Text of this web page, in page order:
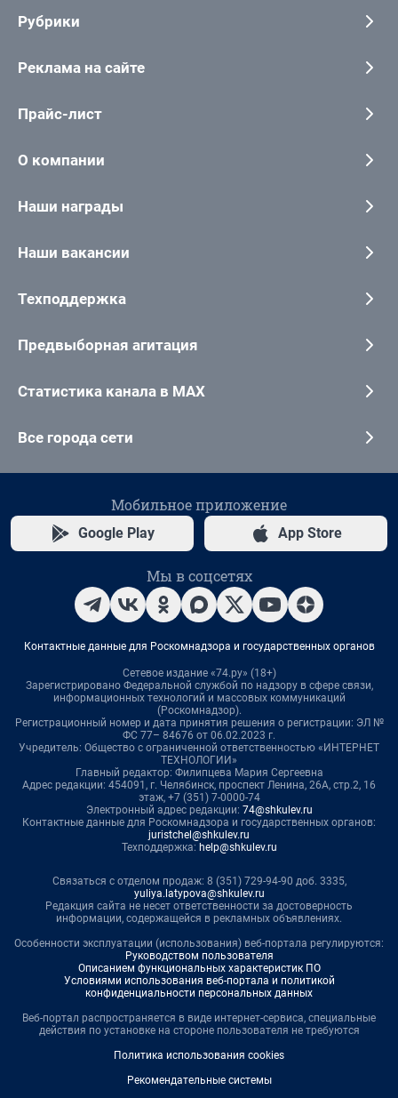
Рубрики
Реклама на сайте
Прайс-лист
О компании
Наши награды
Наши вакансии
Техподдержка
Предвыборная агитация
Статистика канала в MAX
Все города сети
Мобильное приложение
Google Play App Store
Мы в соцсетях
Контактные данные для Роскомнадзора и государственных органов
Сетевое издание «74.ру» (18+)
Зарегистрировано Федеральной службой по надзору в сфере связи,
информационных технологий и массовых коммуникаций
(Роскомнадзор).
Регистрационный номер и дата принятия решения о регистрации: ЭЛ №
ФС 77– 84676 от 06.02.2023 г.
Учредитель: Общество с ограниченной ответственностью «ИНТЕРНЕТ
ТЕХНОЛОГИИ»
Главный редактор: Филипцева Мария Сергеевна
Адрес редакции: 454091, г. Челябинск, проспект Ленина, 26А, стр.2, 16
этаж, +7 (351) 7-0000-74
Электронный адрес редакции: 74@shkulev.ru
Контактные данные для Роскомнадзора и государственных органов:
juristchel@shkulev.ru
Техподдержка: help@shkulev.ru
Связаться с отделом продаж: 8 (351) 729-94-90 доб. 3335,
yuliya.latypova@shkulev.ru
Редакция сайта не несет ответственности за достоверность
информации, содержащейся в рекламных объявлениях.
Особенности эксплуатации (использования) веб-портала регулируются:
Руководством пользователя
Описанием функциональных характеристик ПО
Условиями использования веб-портала и политикой
конфиденциальности персональных данных
Веб-портал распространяется в виде интернет-сервиса, специальные
действия по установке на стороне пользователя не требуются
Политика использования cookies
Рекомендательные системы